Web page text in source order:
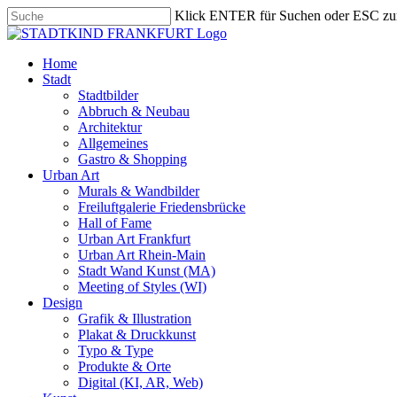
Skip
to
content
Klick ENTER für Suchen oder ESC
Close
search
Menu
Home
Stadt
Stadtbilder
Abbruch & Neubau
Architektur
Allgemeines
Gastro & Shopping
Urban Art
Murals & Wandbilder
Freiluftgalerie Friedensbrücke
Hall of Fame
Urban Art Frankfurt
Urban Art Rhein-Main
Stadt Wand Kunst (MA)
Meeting of Styles (WI)
Design
Grafik & Illustration
Plakat & Druckkunst
Typo & Type
Produkte & Orte
Digital (KI, AR, Web)